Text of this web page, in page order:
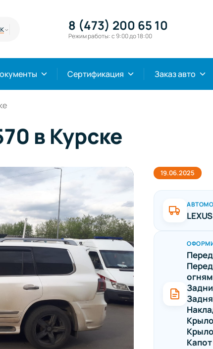
8 (473) 200 65 10
Режим работы: с 9:00 до 18:00
Сертификация Заказ авто
в Курске
19.06.2025
Капот